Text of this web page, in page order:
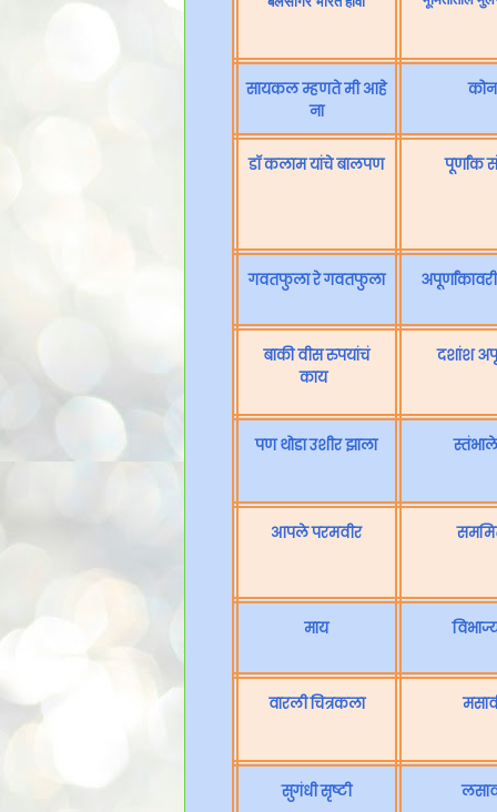
सायकल म्हणते मी आहे
ना
कोन
डॉ कलाम यांचे बालपण पूर्णांक
गवतफुला रे गवतफुला
बाकी वीस रुपयांचं
काय
दशांश
पण थोडा उशीर झाला
आपले परमवीर
माय
वारली चित्रकला
सुगंधी सृष्टी